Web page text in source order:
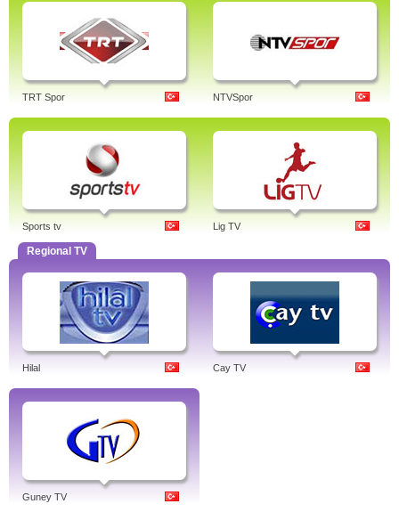
TRT Spor NTVSpor
Sports tv Lig TV
Regional TV
Hilal Cay TV
Guney TV